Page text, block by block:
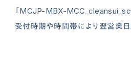
「MCJP-MBX-
受付時期や時間帯により翌営業日